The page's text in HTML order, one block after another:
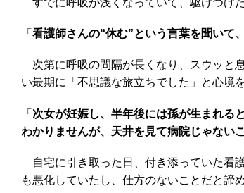
すでに呼吸が浅くなっていて、駆けつけ
「 看護師さんの“休む”という言葉を聞いて
次第に呼吸の間隔が長くなり、スウッと
い最期に「不思議な旅立ちでした」と心境
「 次女が妊娠し、半年後には孫が生まれ
わかりませんが、天井を見て病院じゃない
自宅に引き取った日、付き添っていた看
も悪化していたし、仕方のないことだと諦